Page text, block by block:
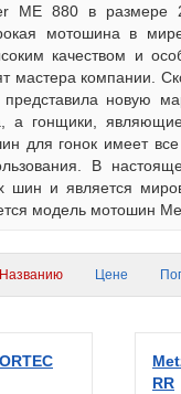
МЕ 880 в размере
мотошина в
качеством и
мастера компании.
новую
а гонщики,
для гонок имеет
В
шин и является
модель мотошин
Названию Цене
RR